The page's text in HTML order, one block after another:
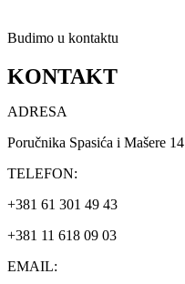
Budimo u kontaktu
KONTAKT
ADRESA
Poručnika Spasića i Mašere 14
TELEFON:
+381 61 301 49 43
+381 11 618 09 03
EMAIL: